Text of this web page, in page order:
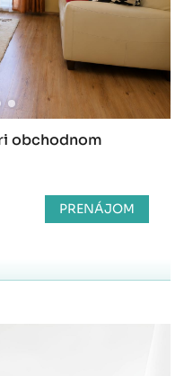
obchodnom
PRENÁJOM